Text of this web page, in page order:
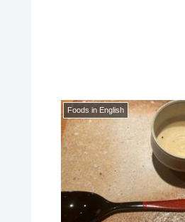
Foods in English